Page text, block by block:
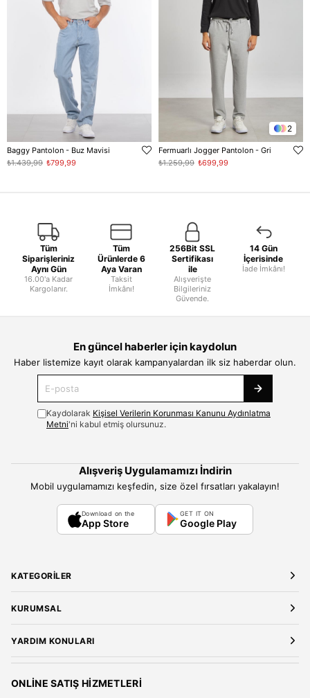
Baggy Pantolon - Buz Mavisi
₺799,99
₺1.439,99
2
Fermuarlı Jogger Pantolon - Gri
₺699,99
₺1.259,99
Tüm
Siparişleriniz
Aynı Gün
16.00'a Kadar
Kargolanır.
Tüm
Ürünlerde 6
Aya Varan
Taksit
İmkânı!
256Bit SSL
Sertifikası
ile
Alışverişte
Bilgileriniz
Güvende.
14 Gün
İçerisinde
İade İmkânı!
En güncel haberler için kaydolun
Haber listemize kayıt olarak kampanyalardan ilk siz haberdar olun.
Kaydolarak Kişisel Verilerin Korunması Kanunu Aydınlatma
Metni'ni kabul etmiş olursunuz.
Alışveriş Uygulamamızı İndirin
Mobil uygulamamızı keşfedin, size özel fırsatları yakalayın!
Download on the
App Store
GET IT ON
Google Play
KATEGORILER
Bluz
Gömlek
T-Shirt
KURUMSAL
Mağazalarımız
Gizlilik ve Güvenlik
YARDIM KONULARI
Üyelik Sözleşmesi
Kargo ve Teslimat
ONLINE SATIŞ HIZMETLERI